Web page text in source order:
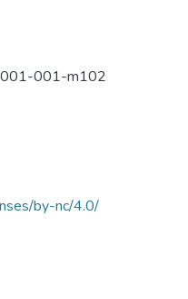
001-m102
by-nc/4.0/